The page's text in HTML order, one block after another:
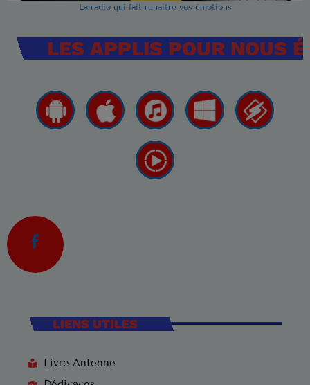
La radio qui fait renaitre vos émotions
LES APPLIS POUR NOUS
LIENS UTILES
Livre Antenne